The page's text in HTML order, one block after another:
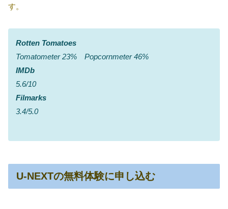
す。
Rotten Tomatoes
Tomatometer 23% Popcornmeter 46%
IMDb
5.6/10
Filmarks
3.4/5.0
U-NEXTの無料体験に申し込む